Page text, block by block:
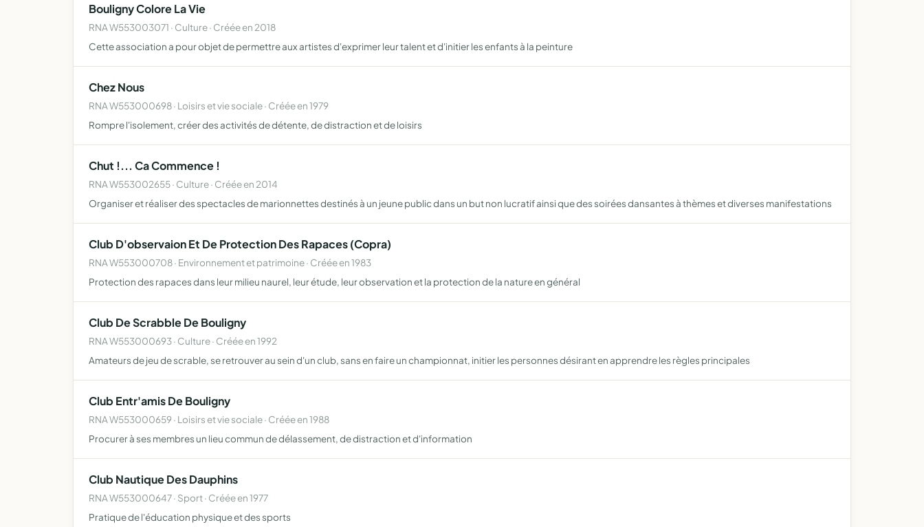
Bouligny Colore La Vie
RNA W553003071 · Culture · Créée en 2018
Cette association a pour objet de permettre aux artistes d'exprimer leur talent et d'initier les enfants à la peinture
Chez Nous
RNA W553000698 · Loisirs et vie sociale · Créée en 1979
Rompre l'isolement, créer des activités de détente, de distraction et de loisirs
Chut !... Ca Commence !
RNA W553002655 · Culture · Créée en 2014
Organiser et réaliser des spectacles de marionnettes destinés à un jeune public dans un but non lucratif ainsi que des soirées dansantes à thèmes et diverses manifestations
Club D'observaion Et De Protection Des Rapaces (Copra)
RNA W553000708 · Environnement et patrimoine · Créée en 1983
Protection des rapaces dans leur milieu naurel, leur étude, leur observation et la protection de la nature en général
Club De Scrabble De Bouligny
RNA W553000693 · Culture · Créée en 1992
Amateurs de jeu de scrable, se retrouver au sein d'un club, sans en faire un championnat, initier les personnes désirant en apprendre les règles principales
Club Entr'amis De Bouligny
RNA W553000659 · Loisirs et vie sociale · Créée en 1988
Procurer à ses membres un lieu commun de délassement, de distraction et d'information
Club Nautique Des Dauphins
RNA W553000647 · Sport · Créée en 1977
Pratique de l'éducation physique et des sports